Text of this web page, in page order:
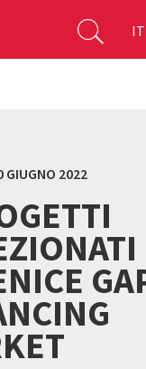
IT
GIUGNO 2022